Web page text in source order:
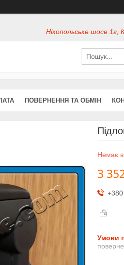
Нікопольське шосе 1г,
ПОВЕРНЕННЯ ТА ОБМІН
Немає в
3